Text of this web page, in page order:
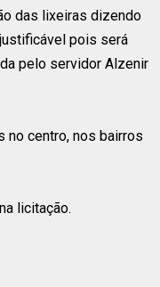
das lixeiras dizendo
pois será
pelo servidor Alzenir
no centro, nos bairros
licitação.